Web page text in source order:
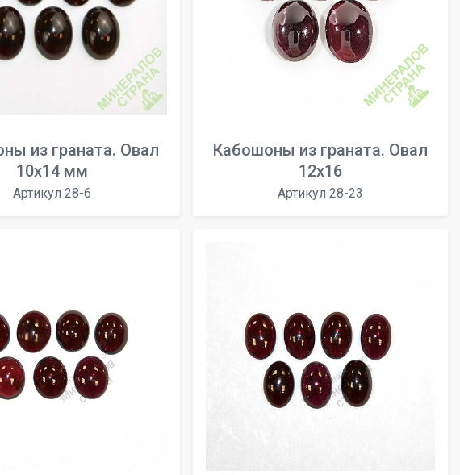
из граната. Овал
10x14 мм
Артикул 28-6
Кабошоны из граната. Овал
12x16
Артикул 28-23